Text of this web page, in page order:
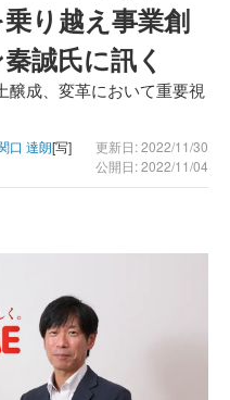
り越え事業創
誠氏に訊く
醸成、変革において重要視
口 達朗[写]
更新日: 2022/11/30
公開日: 2022/11/04